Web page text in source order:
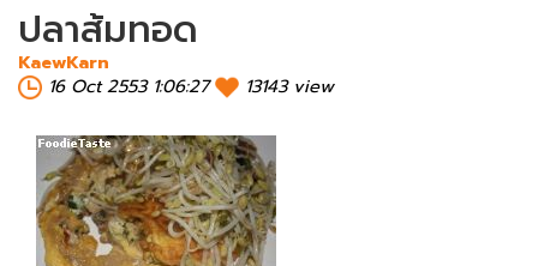
ปลาส้มทอด
KaewKarn
16 Oct 2553 1:06:27
13143 view